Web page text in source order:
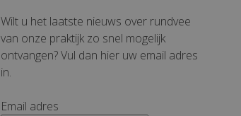
Wilt u het laatste nieuws over rundvee
van onze praktijk zo snel mogelijk
ontvangen? Vul dan hier uw email adres
in.
Email adres